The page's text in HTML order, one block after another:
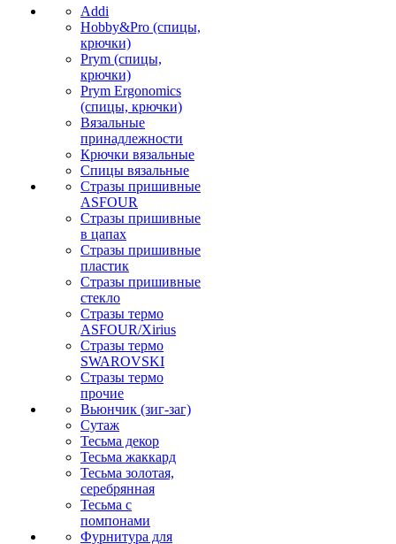
Addi
Hobby&Pro (спицы,
крючки)
Prym (спицы,
крючки)
Prym Ergonomics
(спицы, крючки)
Вязальные
принадлежности
Крючки вязальные
Спицы вязальные
Стразы пришивные
ASFOUR
Стразы пришивные
в цапах
Стразы пришивные
пластик
Стразы пришивные
стекло
Стразы термо
ASFOUR/Xirius
Стразы термо
SWAROVSKI
Стразы термо
прочие
Вьюнчик (зиг-заг)
Сутаж
Тесьма декор
Тесьма жаккард
Тесьма золотая,
серебрянная
Тесьма с
помпонами
Фурнитура для